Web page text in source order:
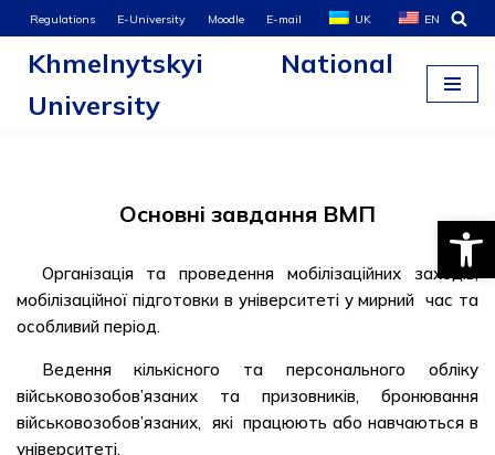
Skip
content
Regulations E-University Moodle E-mail UK EN
Khmelnytskyi National
University
Основні завдання ВМП
Організація та проведення мобілізаційних заходів,
мобілізаційної підготовки в університеті у мирний час та
особливий період.
Ведення кількісного та персонального обліку
військовозобов’язаних та призовників, бронювання
військовозобов’язаних, які працюють або навчаються в
університеті.